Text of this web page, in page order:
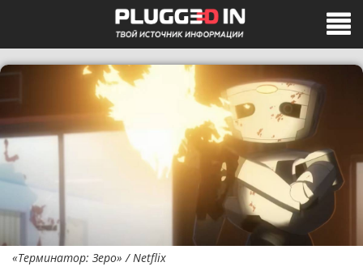
«Терминатор: Зеро» / Netflix